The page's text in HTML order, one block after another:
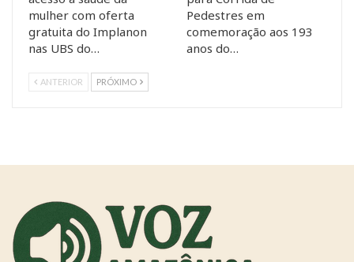
mulher com oferta
gratuita do Implanon
nas UBS do…
Pedestres em
comemoração aos 193
anos do…
ANTERIOR PRÓXIMO